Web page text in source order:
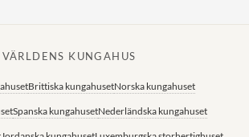
VÄRLDENS KUNGAHUS
Brittiska kungahusetNorska kungahuset
Spanska kungahusetNederländska kungahuset